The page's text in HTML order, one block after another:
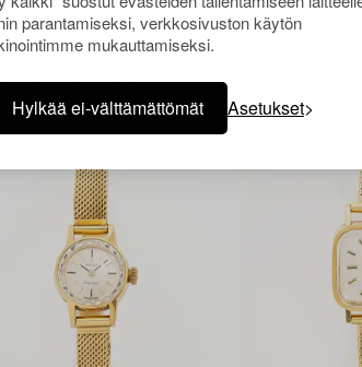
parantamiseksi, verkkosivuston käytön
mukauttamiseksi.
Hylkää ei-välttämättömät Asetukset
katsomia kohteita